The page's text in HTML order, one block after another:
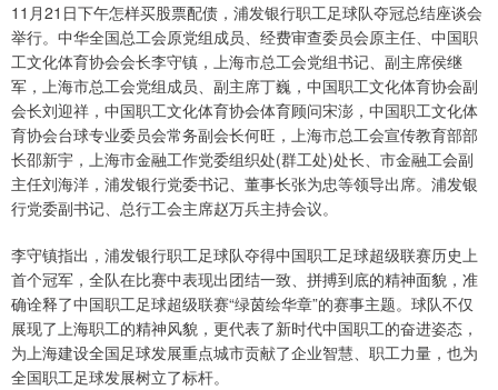
11月21日下午怎样买股票配债，浦发银行职工足球队夺冠总结座谈会
举行。中华全国总工会原党组成员、经费审查委员会原主任、中国职
工文化体育协会会长李守镇，上海市总工会党组书记、副主席侯继
军，上海市总工会党组成员、副主席丁巍，中国职工文化体育协会副
会长刘迎祥，中国职工文化体育协会体育顾问宋澎，中国职工文化体
育协会台球专业委员会常务副会长何旺，上海市总工会宣传教育部部
长邵新宇，上海市金融工作党委组织处(群工处)处长、市金融工会副
主任刘海洋，浦发银行党委书记、董事长张为忠等领导出席。浦发银
行党委副书记、总行工会主席赵万兵主持会议。
李守镇指出，浦发银行职工足球队夺得中国职工足球超级联赛历史上
首个冠军，全队在比赛中表现出团结一致、拼搏到底的精神面貌，准
确诠释了中国职工足球超级联赛“绿茵绘华章”的赛事主题。球队不仅
展现了上海职工的精神风貌，更代表了新时代中国职工的奋进姿态，
为上海建设全国足球发展重点城市贡献了企业智慧、职工力量，也为
全国职工足球发展树立了标杆。